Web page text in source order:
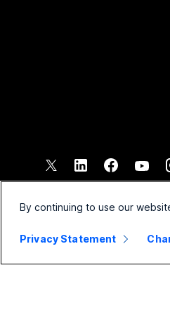
By continuing to use our
Privacy Statement